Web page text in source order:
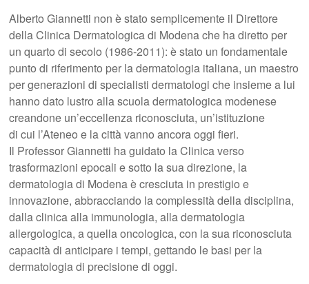
Alberto Giannetti non è stato semplicemente il Direttore
della Clinica Dermatologica di Modena che ha diretto per
un quarto di secolo (1986-2011): è stato un fondamentale
punto di riferimento per la dermatologia italiana, un maestro
per generazioni di specialisti dermatologi che insieme a lui
hanno dato lustro alla scuola dermatologica modenese
creandone un’eccellenza riconosciuta, un’istituzione
di cui l’Ateneo e la città vanno ancora oggi fieri.
Il Professor Giannetti ha guidato la Clinica verso
trasformazioni epocali e sotto la sua direzione, la
dermatologia di Modena è cresciuta in prestigio e
innovazione, abbracciando la complessità della disciplina,
dalla clinica alla immunologia, alla dermatologia
allergologica, a quella oncologica, con la sua riconosciuta
capacità di anticipare i tempi, gettando le basi per la
dermatologia di precisione di oggi.